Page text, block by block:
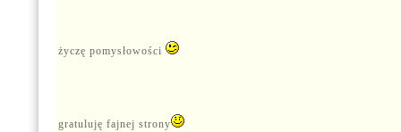
życzę pomysłowości
gratuluję fajnej strony